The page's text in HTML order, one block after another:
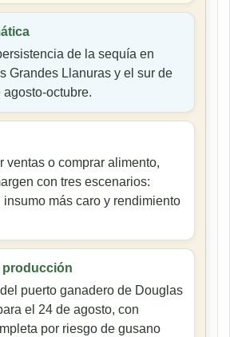
de la sequía en
Grandes Llanuras y el sur de
agosto-octubre.
ventas o comprar alimento,
con tres escenarios:
insumo más caro y rendimiento
producción
puerto ganadero de Douglas
el 24 de agosto, con
por riesgo de gusano